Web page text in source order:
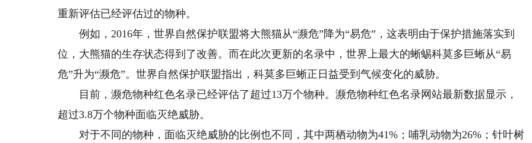
重新评估已经评估过的物种。
例如，2016年，世界自然保护联盟将大熊猫从“濒危”降为“易危”，这表明由于保护措施落实到
位，大熊猫的生存状态得到了改善。而在此次更新的名录中，世界上最大的蜥蜴科莫多巨蜥从“易
危”升为“濒危”。世界自然保护联盟指出，科莫多巨蜥正日益受到气候变化的威胁。
目前，濒危物种红色名录已经评估了超过13万个物种。濒危物种红色名录网站最新数据显示，
超过3.8万个物种面临灭绝威胁。
对于不同的物种，面临灭绝威胁的比例也不同，其中两栖动物为41%；哺乳动物为26%；针叶树